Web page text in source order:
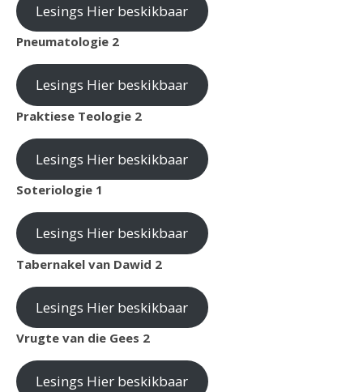
Lesings Hier beskikbaar
Pneumatologie 2
Lesings Hier beskikbaar
Praktiese Teologie 2
Lesings Hier beskikbaar
Soteriologie 1
Lesings Hier beskikbaar
Tabernakel van Dawid 2
Lesings Hier beskikbaar
Vrugte van die Gees 2
Lesings Hier beskikbaar